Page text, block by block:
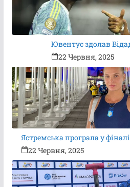
Ювентус здолав
22 Червня, 2025
Ястремська програла у
22 Червня, 2025